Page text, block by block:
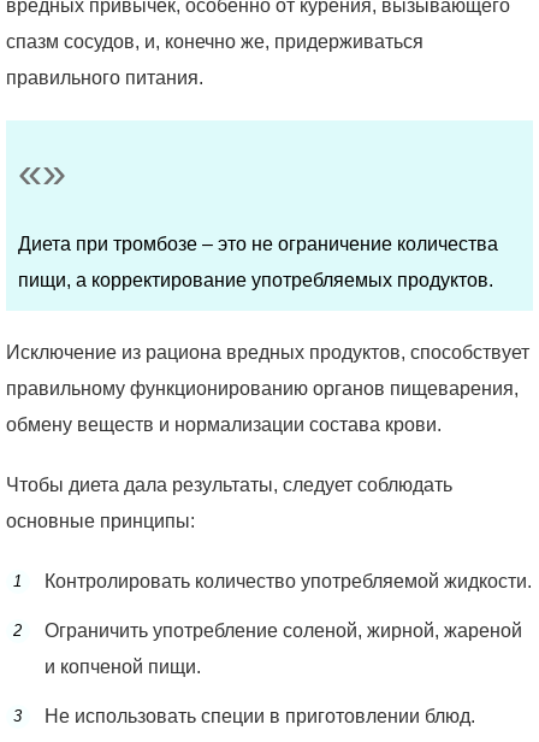
вредных привычек, особенно от курения, вызывающего
спазм сосудов, и, конечно же, придерживаться
правильного питания.
Диета при тромбозе – это не ограничение количества
пищи, а корректирование употребляемых продуктов.
Исключение из рациона вредных продуктов, способствует
правильному функционированию органов пищеварения,
обмену веществ и нормализации состава крови.
Чтобы диета дала результаты, следует соблюдать
основные принципы:
Контролировать количество употребляемой жидкости.
Ограничить употребление соленой, жирной, жареной
и копченой пищи.
Не использовать специи в приготовлении блюд.